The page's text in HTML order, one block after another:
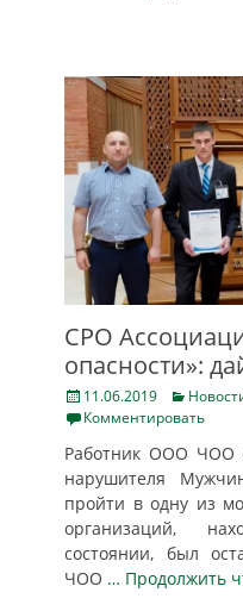
СРО
опасности»:
Posted
on
11.06.2019 Categories
Комментировать
Работник ООО ЧОО
нарушителя
пройти в одну из
организаций,
состоянии, был
ЧОО … Продолжить